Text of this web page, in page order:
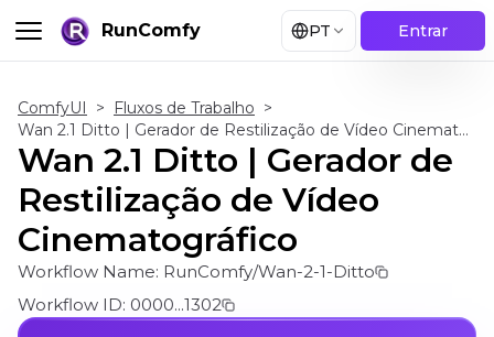
RunComfy PT Entrar
ComfyUI > Fluxos de Trabalho >
Wan 2.1 Ditto | Gerador de Restilização de Vídeo Cinematográfico
Wan 2.1 Ditto | Gerador de
Restilização de Vídeo
Cinematográfico
Workflow Name: RunComfy/Wan-2-1-Ditto
Workflow ID: 0000...1302